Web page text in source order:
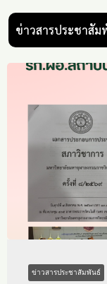
ข่าวสารประชาสัม
ข่าวสารประชาสัมพันธ์